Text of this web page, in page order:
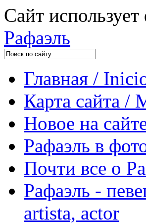
Сайт
Рафаэль
Главная /
Карта сайта /
Новое на
Рафаэль в
Почти все о
Рафаэль -
artista, actor